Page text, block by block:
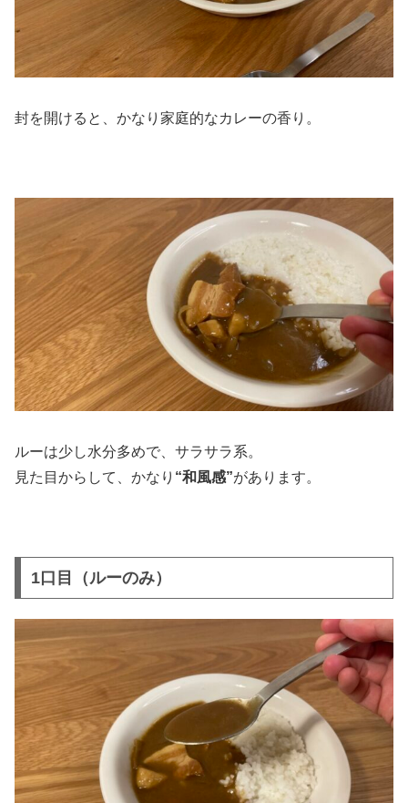
封を開けると、かなり家庭的なカレーの香り。
ルーは少し水分多めで、サラサラ系。
見た目からして、かなり “和風感”があります。
1口目（ルーのみ）